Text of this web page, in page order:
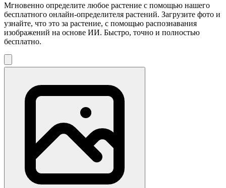
Мгновенно определите любое растение с помощью нашего
бесплатного онлайн-определителя растений. Загрузите фото и
узнайте, что это за растение, с помощью распознавания
изображений на основе ИИ. Быстро, точно и полностью
бесплатно.